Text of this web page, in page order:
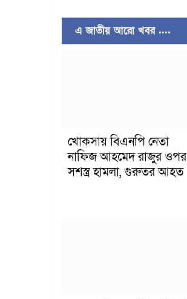
এ জাতীয় আরো খবর ....
খোকসায় বিএনপি নেতা
নাফিজ আহমেদ রাজুর ওপর
সশস্ত্র হামলা, গুরুতর আহত